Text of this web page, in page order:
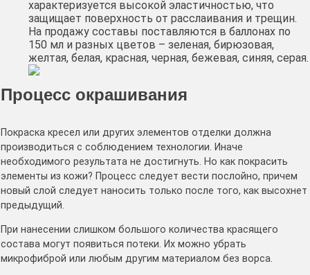
характеризуется высокой эластичностью, что
защищает поверхность от расслаивания и трещин.
На продажу составы поставляются в баллонах по
150 мл и разных цветов – зеленая, бирюзовая,
желтая, белая, красная, черная, бежевая, синяя, серая.
Процесс окрашивания
Покраска кресел или других элементов отделки должна
производиться с соблюдением технологии. Иначе
необходимого результата не достигнуть. Но как покрасить
элементы из кожи? Процесс следует вести послойно, причем
новый слой следует наносить только после того, как высохнет
предыдущий.
При нанесении слишком большого количества красящего
состава могут появиться потеки. Их можно убрать
микрофиброй или любым другим материалом без ворса.